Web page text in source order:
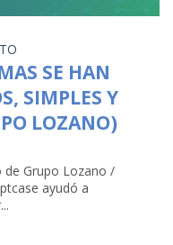
SE HAN
SIMPLES Y
LOZANO)
de Grupo Lozano /
ayudó a